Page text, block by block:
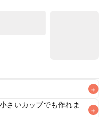
+
なるべくお早めにお召
さいカップでも作れま
+